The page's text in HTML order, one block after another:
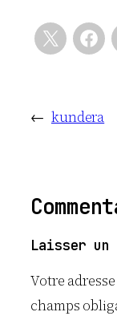
← kundera
Laisser un
Votre
champs